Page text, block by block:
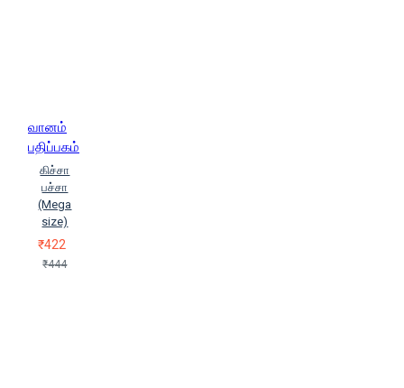
வானம்
பதிப்பகம்
கிச்சா
பச்சா
(Mega
size)
₹422
₹444